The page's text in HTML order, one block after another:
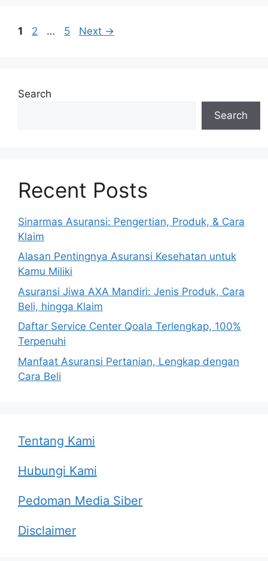
Post
Page
1 Page
2 … Page
5 Next →
Search
Search
Recent Posts
Sinarmas Asuransi: Pengertian, Produk, & Cara
Klaim
Alasan Pentingnya Asuransi Kesehatan untuk
Kamu Miliki
Asuransi Jiwa AXA Mandiri: Jenis Produk, Cara
Beli, hingga Klaim
Daftar Service Center Qoala Terlengkap, 100%
Terpenuhi
Manfaat Asuransi Pertanian, Lengkap dengan
Cara Beli
Tentang Kami
Hubungi Kami
Pedoman Media Siber
Disclaimer